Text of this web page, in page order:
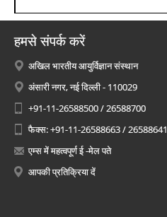
हमसे संपर्क करें
अखिल भारतीय आयुर्विज्ञान संस्थान
अंसारी नगर, नई दिल्ली - 110029
+91-11-26588500 / 26588700
फैक्स: +91-11-26588663 / 26588641
एम्स में महत्वपूर्ण ई -मेल पते
आपकी प्रतिक्रिया दें